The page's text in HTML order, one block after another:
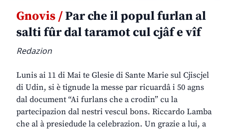
Gnovis /Par che il popul furlan al
salti fûr dal taramot cul cjâf e vîf
Redazion
Lunis ai 11 di Mai te Glesie di Sante Marie sul Cjiscjel
di Udin, si è tignude la messe par ricuardâ i 50 agns
dal document “Ai furlans che a crodin” cu la
partecipazion dal nestri vescul bons. Riccardo Lamba
che al à presiedude la celebrazion. Un grazie a lui, a